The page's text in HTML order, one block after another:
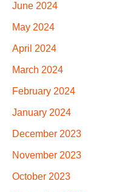
June 2024
May 2024
April 2024
March 2024
February 2024
January 2024
December 2023
November 2023
October 2023